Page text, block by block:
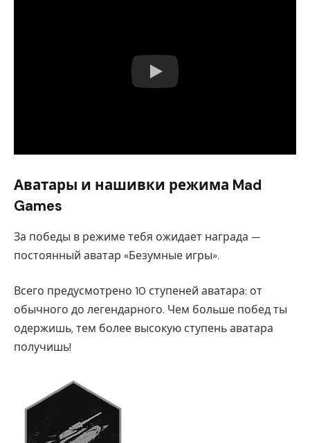
Аватары и нашивки режима Mad
Games
За победы в режиме тебя ожидает награда —
постоянный аватар «Безумные игры».
Всего предусмотрено 10 ступеней аватара: от
обычного до легендарного. Чем больше побед ты
одержишь, тем более высокую ступень аватара
получишь!